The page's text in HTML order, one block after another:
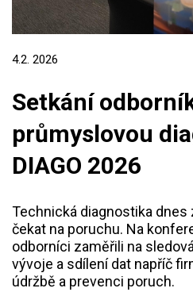
4.2. 2026
Setkání
průmyslovou
DIAGO 2026
Technická diagnostika dnes
čekat na poruchu. Na
odborníci zaměřili na
vývoje a sdílení dat napříč
údržbě a prevenci poruch.